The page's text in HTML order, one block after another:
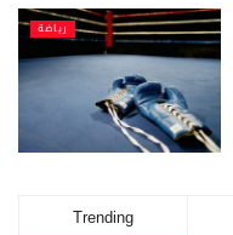
رياضة
Trending